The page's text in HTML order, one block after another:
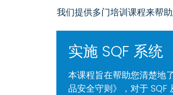
我们提供多门培训课程来帮
实施 SQF 系统
本课程旨在帮助您清楚地
品安全守则》，对于 SQF